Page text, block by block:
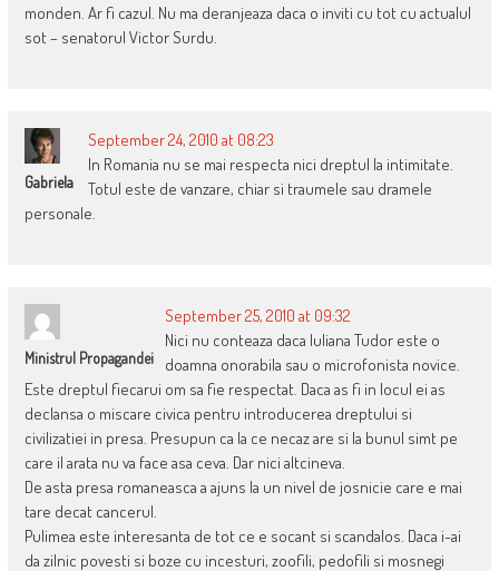
monden. Ar fi cazul. Nu ma deranjeaza daca o inviti cu tot cu actualul
sot – senatorul Victor Surdu.
Gabriela
September 24, 2010 at 08:23
In Romania nu se mai respecta nici dreptul la intimitate.
Totul este de vanzare, chiar si traumele sau dramele
personale.
Ministrul Propagandei
September 25, 2010 at 09:32
Nici nu conteaza daca Iuliana Tudor este o
doamna onorabila sau o microfonista novice.
Este dreptul fiecarui om sa fie respectat. Daca as fi in locul ei as
declansa o miscare civica pentru introducerea dreptului si
civilizatiei in presa. Presupun ca la ce necaz are si la bunul simt pe
care il arata nu va face asa ceva. Dar nici altcineva.
De asta presa romaneasca a ajuns la un nivel de josnicie care e mai
tare decat cancerul.
Pulimea este interesanta de tot ce e socant si scandalos. Daca i-ai
da zilnic povesti si boze cu incesturi, zoofili, pedofili si mosnegi